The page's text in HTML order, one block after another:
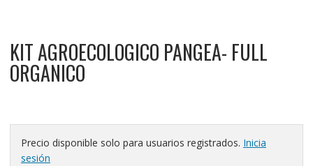
KIT AGROECOLOGICO PANGEA- FULL
ORGANICO
Precio disponible solo para usuarios registrados. Inicia
sesión